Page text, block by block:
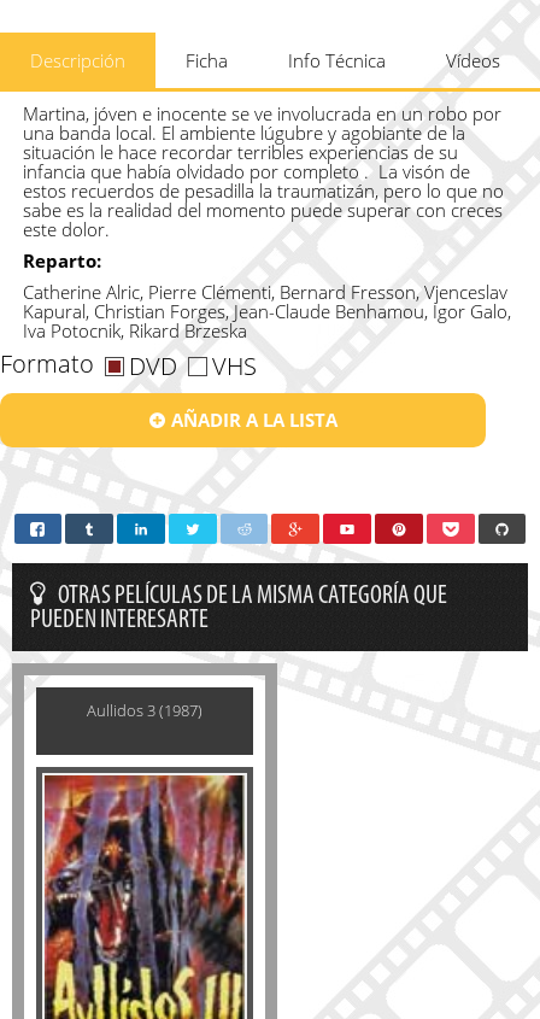
Descripción Ficha Info Técnica Vídeos
Martina, jóven e inocente se ve involucrada en un robo por
una banda local. El ambiente lúgubre y agobiante de la
situación le hace recordar terribles experiencias de su
infancia que había olvidado por completo . La visón de
estos recuerdos de pesadilla la traumatizán, pero lo que no
sabe es la realidad del momento puede superar con creces
este dolor.
Reparto:
Catherine Alric, Pierre Clémenti, Bernard Fresson, Vjenceslav
Kapural, Christian Forges, Jean-Claude Benhamou, Igor Galo,
Iva Potocnik, Rikard Brzeska
Formato DVD VHS
AÑADIR A LA LISTA
OTRAS PELÍCULAS DE LA MISMA CATEGORÍA QUE
PUEDEN INTERESARTE
Aullidos 3 (1987)